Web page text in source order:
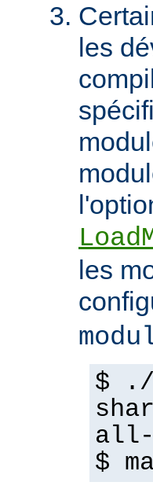
les
les
$ ./
all-
$